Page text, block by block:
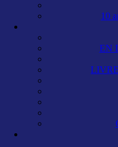
10
EN